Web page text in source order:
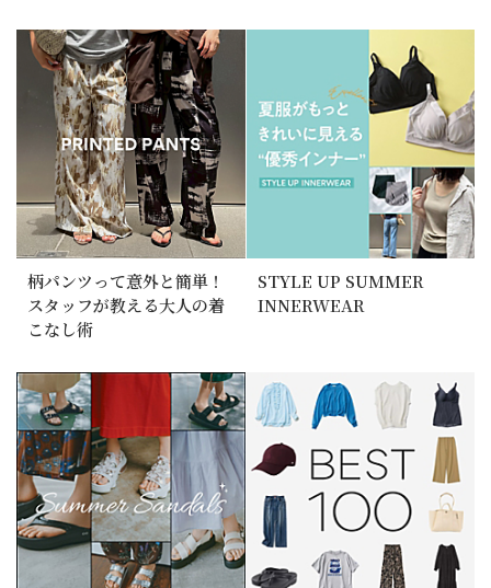
柄パンツって意外と簡単！
スタッフが教える大人の着
こなし術
STYLE UP SUMMER
INNERWEAR